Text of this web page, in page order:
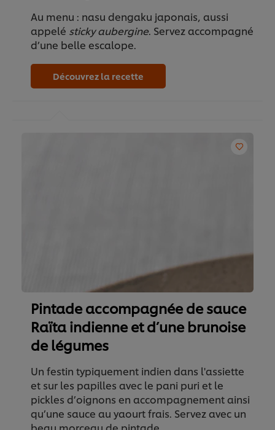
Au menu : nasu dengaku japonais, aussi
appelé sticky aubergine. Servez accompagné
d’une belle escalope.
Découvrez la recette
Pintade accompagnée de sauce
Raïta indienne et d’une brunoise
de légumes
Un festin typiquement indien dans l'assiette
et sur les papilles avec le pani puri et le
pickles d’oignons en accompagnement ainsi
qu’une sauce au yaourt frais. Servez avec un